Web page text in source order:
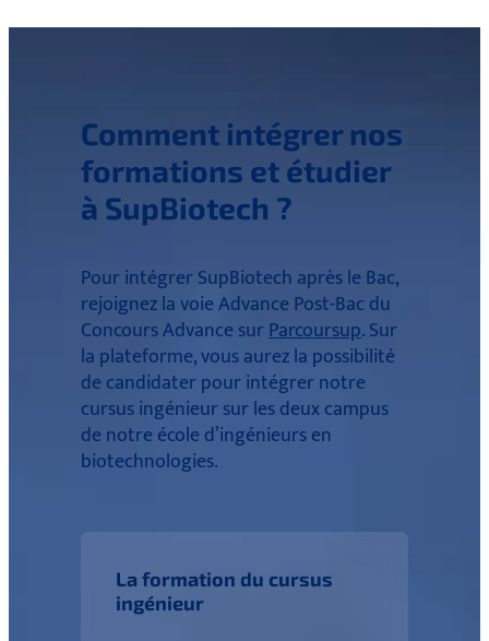
Comment intégrer nos
formations et étudier
à SupBiotech ?
Pour intégrer SupBiotech après le Bac,
rejoignez la voie Advance Post-Bac du
Concours Advance surParcoursup. Sur
la plateforme, vous aurez la possibilité
de candidater pour intégrer notre
cursus ingénieur sur les deux campus
de notre école d’ingénieurs en
biotechnologies.
La formation du cursus
ingénieur